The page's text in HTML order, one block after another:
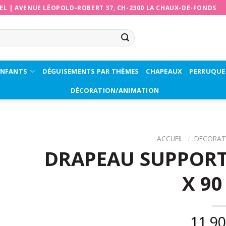
|AVENUE LÉOPOLD-ROBERT 37, CH-2300 LA CHAUX-DE-FONDS
DÉGUISEMENTS PAR THÈMES CHAPEAUX
DÉCORATION/ANIMATION
ACCUEIL /
DRAPEAU
X